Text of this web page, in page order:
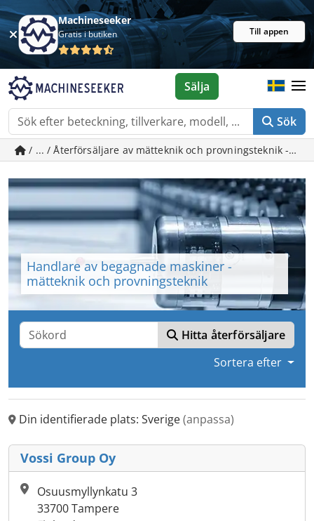
Machineseeker
Gratis i butiken Till appen
Sök
Sälja
/ ... / Återförsäljare av mätteknik och provningsteknik -
Handlare av begagnade maskiner -
mätteknik och provningsteknik
Hitta återförsäljare
Sortera efter
Din identifierade plats: Sverige(anpassa)
Vossi Group Oy
Osuusmyllynkatu 3
33700 Tampere